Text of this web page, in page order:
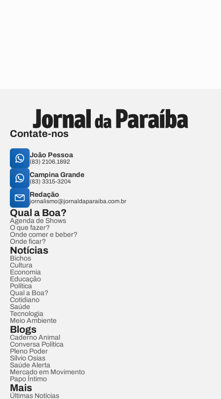
Contate-nos
João Pessoa
(83) 2106.1892
Campina Grande
(83) 3315-3204
Redação
jornalismo@jornaldaparaiba.com.br
Qual a Boa?
Agenda de Shows
O que fazer?
Onde comer e beber?
Onde ficar?
Notícias
Bichos
Cultura
Economia
Educação
Política
Qual a Boa?
Cotidiano
Saúde
Tecnologia
Meio Ambiente
Blogs
Caderno Animal
Conversa Política
Pleno Poder
Sílvio Osias
Saúde Alerta
Mercado em Movimento
Papo Íntimo
Mais
Últimas Notícias